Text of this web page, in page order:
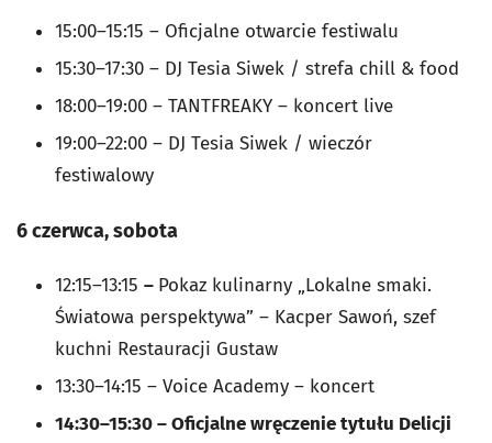
15:00–15:15 – Oficjalne otwarcie festiwalu
15:30–17:30 – DJ Tesia Siwek / strefa chill & food
18:00–19:00 – TANTFREAKY – koncert live
19:00–22:00 – DJ Tesia Siwek / wieczór
festiwalowy
6 czerwca, sobota
12:15–13:15 – Pokaz kulinarny „Lokalne smaki.
Światowa perspektywa” – Kacper Sawoń, szef
kuchni Restauracji Gustaw
13:30–14:15 – Voice Academy – koncert
14:30–15:30 – Oficjalne wręczenie tytułu Delicji